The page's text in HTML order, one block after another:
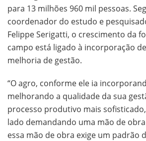
para 13 milhões 960 mil pessoas.
coordenador do estudo e
Felippe Serigatti, o crescimento da
campo está ligado à incorporação
melhoria de gestão.
“O agro, conforme ele ia
melhorando a qualidade da sua
processo produtivo mais
lado demandando uma mão de
essa mão de obra exige um padrão